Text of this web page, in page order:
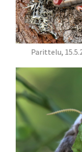
Parittelu,